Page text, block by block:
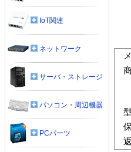
IoT関連
ネットワーク
サーバ・ストレージ
パソコン・周辺機器
PCパーツ